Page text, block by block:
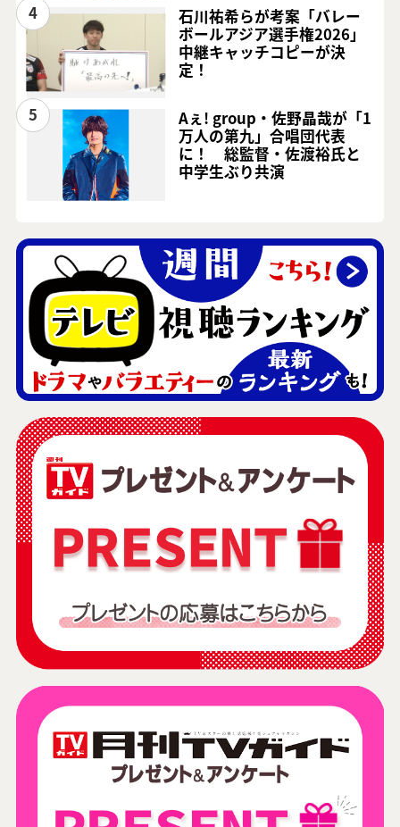
4
石川祐希らが考案「バレー
ボールアジア選手権2026」
中継キャッチコピーが決
定！
5
Aぇ! group・佐野晶哉が「1
万人の第九」合唱団代表
に！ 総監督・佐渡裕氏と
中学生ぶり共演